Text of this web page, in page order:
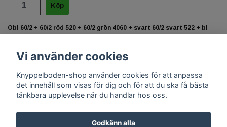
Obl 60/2 + 60/2 röd 520 + 60/2 grön 4060 + svart 60/2 svart 522 + bl
Vi använder cookies
Knyppelboden-shop använder cookies för att anpassa
det innehåll som visas för dig och för att du ska få bästa
tänkbara upplevelse när du handlar hos oss.
Godkänn alla